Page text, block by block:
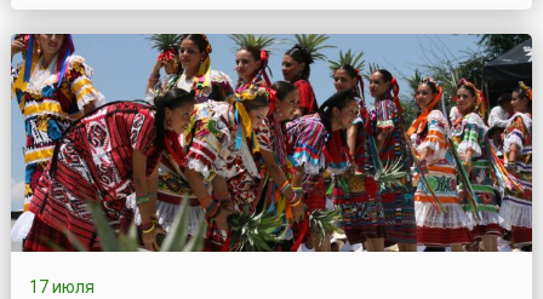
честь Спасителя. Фестиваль проводится ежегодно в
третьи выходные июля и по традиции продолжается два
дня, но различные мероприятия начинаются еще в
пятницу. История возникновения фестиваля связана со
ст...
17 июля